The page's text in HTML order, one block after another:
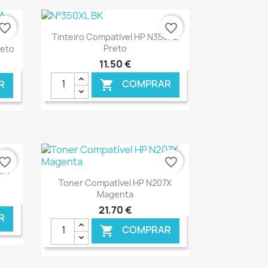
Ver+
Tinteiro Compatível HP N350XL
Preto
11,50 €
 COMPRAR
€ ONLINE
favorite_border
Ver+
Toner Compatível HP N207X
Magenta
21,70 €
 COMPRAR
favorite_border